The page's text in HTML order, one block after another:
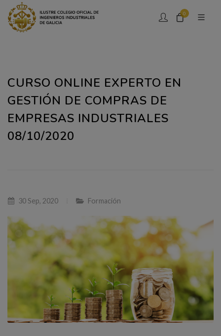
0
CURSO ONLINE EXPERTO EN
GESTIÓN DE COMPRAS DE
EMPRESAS INDUSTRIALES
08/10/2020
30 Sep, 2020 Formación